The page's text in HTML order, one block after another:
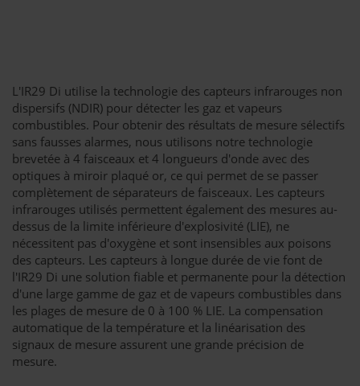
L'IR29 Di utilise la technologie des capteurs infrarouges non
dispersifs (NDIR) pour détecter les gaz et vapeurs
combustibles. Pour obtenir des résultats de mesure sélectifs
sans fausses alarmes, nous utilisons notre technologie
brevetée à 4 faisceaux et 4 longueurs d'onde avec des
optiques à miroir plaqué or, ce qui permet de se passer
complètement de séparateurs de faisceaux. Les capteurs
infrarouges utilisés permettent également des mesures au-
dessus de la limite inférieure d'explosivité (LIE), ne
nécessitent pas d'oxygène et sont insensibles aux poisons
des capteurs. Les capteurs à longue durée de vie font de
l'IR29 Di une solution fiable et permanente pour la détection
d'une large gamme de gaz et de vapeurs combustibles dans
les plages de mesure de 0 à 100 % LIE. La compensation
automatique de la température et la linéarisation des
signaux de mesure assurent une grande précision de
mesure.